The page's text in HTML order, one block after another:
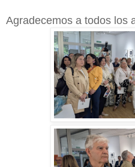
Agradecemos a todos los